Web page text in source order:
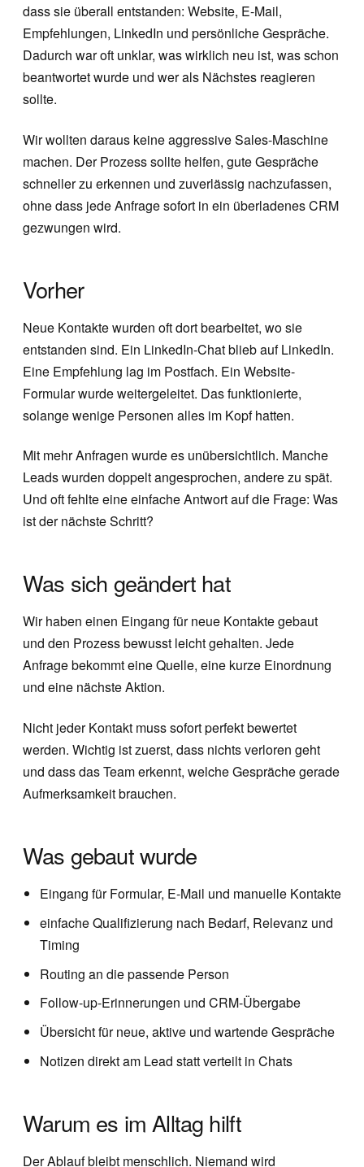
dass sie überall entstanden: Website, E-Mail,
Empfehlungen, LinkedIn und persönliche Gespräche.
Dadurch war oft unklar, was wirklich neu ist, was schon
beantwortet wurde und wer als Nächstes reagieren
sollte.
Wir wollten daraus keine aggressive Sales-Maschine
machen. Der Prozess sollte helfen, gute Gespräche
schneller zu erkennen und zuverlässig nachzufassen,
ohne dass jede Anfrage sofort in ein überladenes CRM
gezwungen wird.
Vorher
Neue Kontakte wurden oft dort bearbeitet, wo sie
entstanden sind. Ein LinkedIn-Chat blieb auf LinkedIn.
Eine Empfehlung lag im Postfach. Ein Website-
Formular wurde weitergeleitet. Das funktionierte,
solange wenige Personen alles im Kopf hatten.
Mit mehr Anfragen wurde es unübersichtlich. Manche
Leads wurden doppelt angesprochen, andere zu spät.
Und oft fehlte eine einfache Antwort auf die Frage: Was
ist der nächste Schritt?
Was sich geändert hat
Wir haben einen Eingang für neue Kontakte gebaut
und den Prozess bewusst leicht gehalten. Jede
Anfrage bekommt eine Quelle, eine kurze Einordnung
und eine nächste Aktion.
Nicht jeder Kontakt muss sofort perfekt bewertet
werden. Wichtig ist zuerst, dass nichts verloren geht
und dass das Team erkennt, welche Gespräche gerade
Aufmerksamkeit brauchen.
Was gebaut wurde
Eingang für Formular, E-Mail und manuelle Kontakte
einfache Qualifizierung nach Bedarf, Relevanz und
Timing
Routing an die passende Person
Follow-up-Erinnerungen und CRM-Übergabe
Übersicht für neue, aktive und wartende Gespräche
Notizen direkt am Lead statt verteilt in Chats
Warum es im Alltag hilft
Der Ablauf bleibt menschlich. Niemand wird